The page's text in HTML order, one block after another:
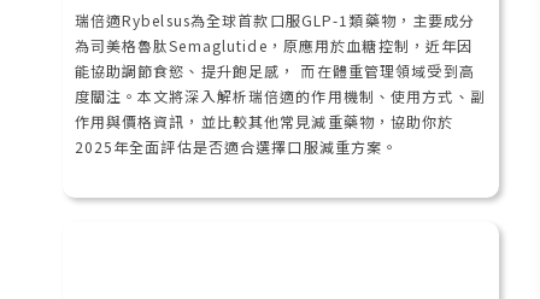
瑞倍適Rybelsus為全球首款口服GLP-1類藥物，主要成分
為司美格魯肽Semaglutide，原應用於血糖控制，近年因
能協助調節食慾、提升飽足感， 而在體重管理領域受到高
度關注。本文將深入解析瑞倍適的作用機制、使用方式、副
作用與價格資訊，並比較其他常見減重藥物，協助你於
2025年全面評估是否適合選擇口服減重方案。